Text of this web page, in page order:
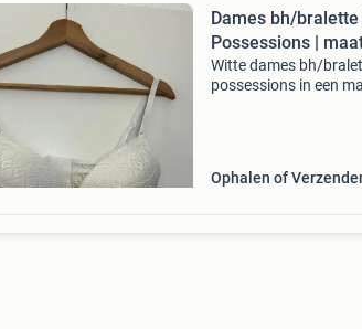
Dames bh/
Possessions |
Witte dames bh/
possessions in een
Ophalen of